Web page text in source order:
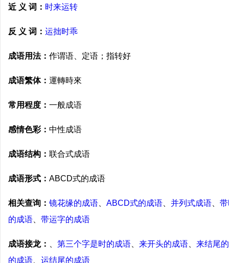
近 义 词： 时来运转
反 义 词： 运拙时乖
成语用法： 作谓语、定语；指转好
成语繁体： 運轉時來
常用程度： 一般成语
感情色彩： 中性成语
成语结构： 联合式成语
成语形式： ABCD式的成语
相关查询： 镜花缘的成语 ABCD式的成语 并列式成语
的成语
带运字的成语
成语接龙： 第三个字是时的成语 来开头的成语
来结尾
的成语
运结尾的成语